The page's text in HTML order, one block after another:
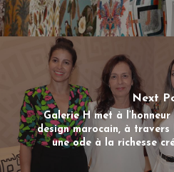
Next
Galerie H met à
design marocain, à travers
une ode à la richesse